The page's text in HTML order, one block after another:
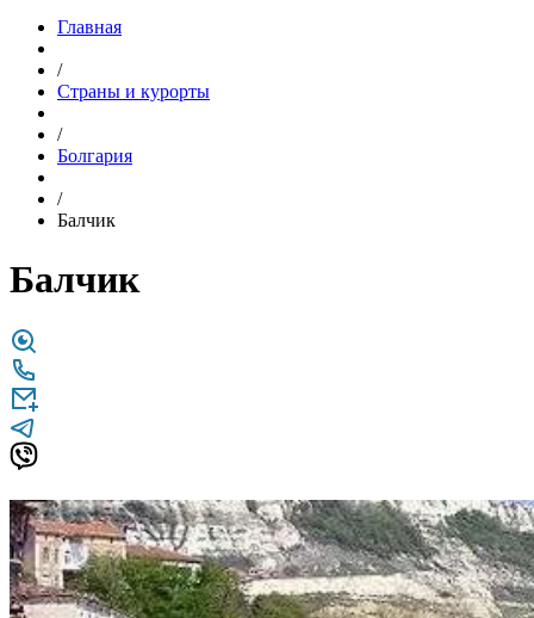
Главная
/
Страны и курорты
/
Болгария
/
Балчик
Балчик